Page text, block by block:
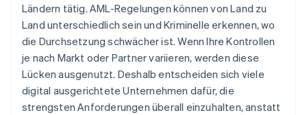
Ländern tätig. AML-Regelungen können von Land zu
Land unterschiedlich sein und Kriminelle erkennen, wo
die Durchsetzung schwächer ist. Wenn Ihre Kontrollen
je nach Markt oder Partner variieren, werden diese
Lücken ausgenutzt. Deshalb entscheiden sich viele
digital ausgerichtete Unternehmen dafür, die
strengsten Anforderungen überall einzuhalten, anstatt